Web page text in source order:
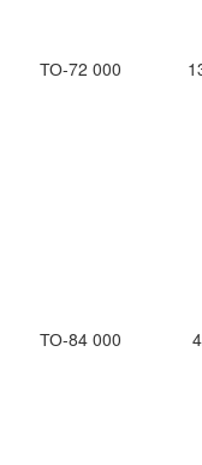
ТО-72 000
ТО-84 000